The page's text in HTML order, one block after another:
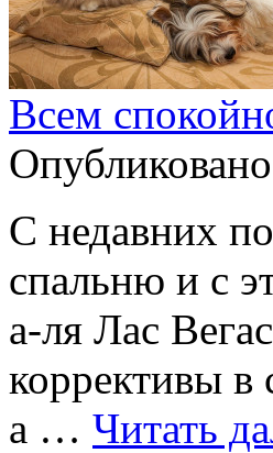
Всем
Опубликовано
С недавних
спальню и с
а-ля Лас
коррективы в
а … Читать